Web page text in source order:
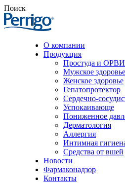
Поиск
О компании
Продукция
Простуда и ОРВИ
Мужское здоровье
Женское здоровье
Гепатопротектор
Сердечно-
Успокаивающе
Пониженное
Дерматология
Аллергия
Интимная
Средства от вшей
Новости
Фармаконадзор
Контакты